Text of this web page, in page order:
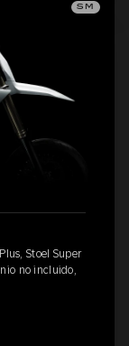
SM
Stoel Super
no incluido,